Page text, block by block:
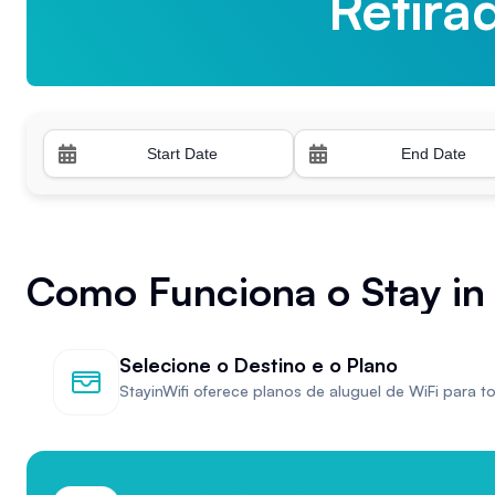
Como Funciona o Stay
Selecione o Destino e o Plano
StayinWifi oferece planos de aluguel de WiFi para